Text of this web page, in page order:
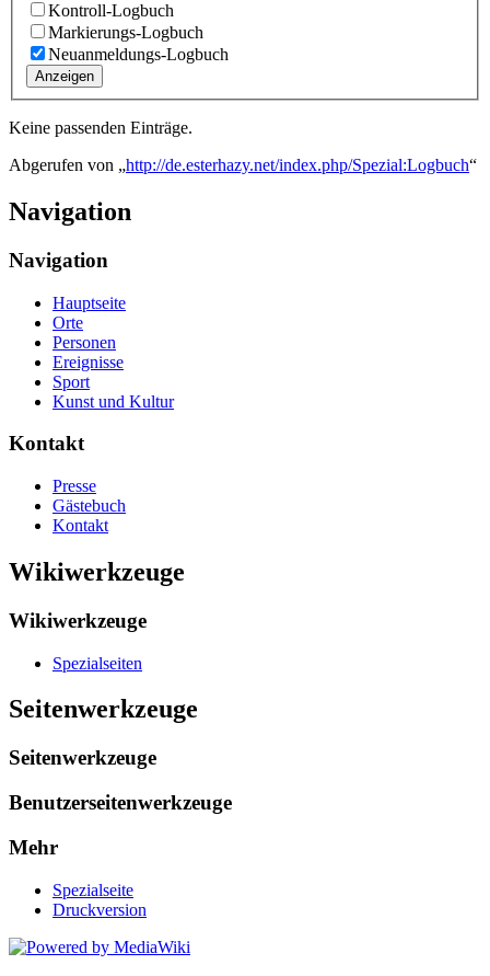
Kontroll-Logbuch
Markierungs-Logbuch
Neuanmeldungs-Logbuch
Anzeigen
Keine passenden Einträge.
Abgerufen von „http://de.esterhazy.net/index.php/Spezial:Logbuch“
Navigation
Navigation
Hauptseite
Orte
Personen
Ereignisse
Sport
Kunst und Kultur
Kontakt
Presse
Gästebuch
Kontakt
Wikiwerkzeuge
Wikiwerkzeuge
Spezialseiten
Seitenwerkzeuge
Seitenwerkzeuge
Benutzerseitenwerkzeuge
Mehr
Spezialseite
Druckversion